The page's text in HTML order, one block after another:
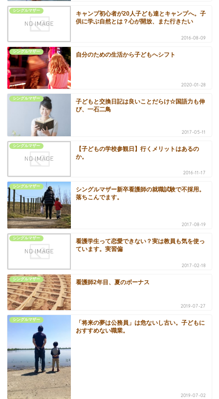
シングルマザー
キャンプ初心者が20人子ども達とキャンプへ。子
供に学ぶ自然とは？心が開放、また行きたい
2016-08-09
シングルマザー 自分のための生活から子どもへシフト
2020-01-28
シングルマザー
子どもと交換日記は良いことだらけ☆国語力も伸
び、一石二鳥
2017-05-11
シングルマザー
【子どもの学校参観日】行くメリットはあるの
か。
2016-11-17
シングルマザー
シングルマザー新卒看護師の就職試験で不採用。
落ちこんでます。
2017-08-19
シングルマザー
看護学生って恋愛できない？実は教員も気を使っ
ています。実習偏
2017-02-18
シングルマザー 看護師2年目、夏のボーナス
2019-07-27
シングルマザー
「将来の夢は公務員」は危ないし古い。子どもに
おすすめない職業。
2019-07-02